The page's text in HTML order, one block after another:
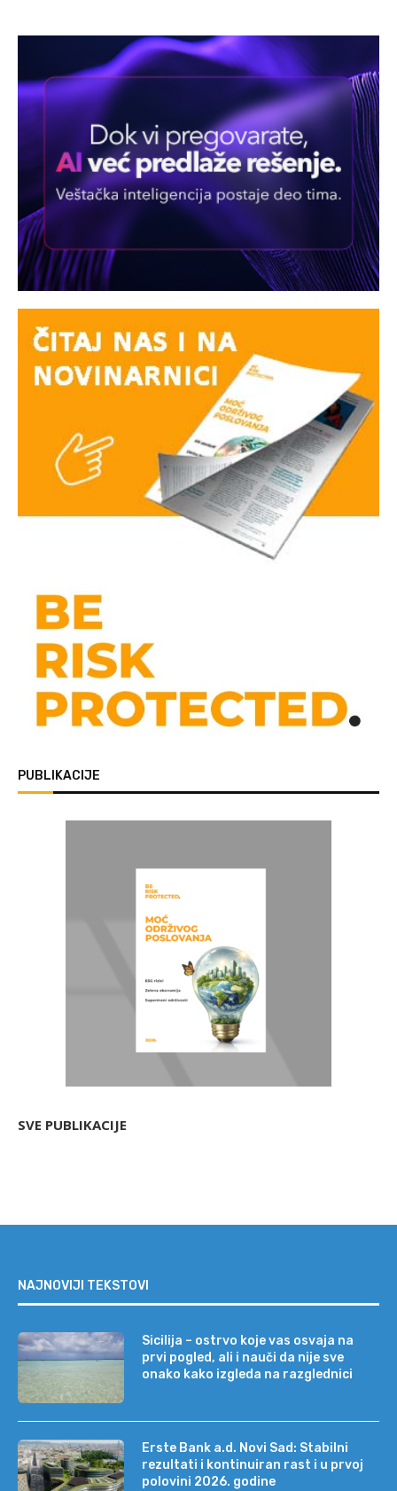
PUBLIKACIJE
SVE PUBLIKACIJE
NAJNOVIJI TEKSTOVI
Sicilija – ostrvo koje vas osvaja na
prvi pogled, ali i nauči da nije sve
onako kako izgleda na razglednici
Erste Bank a.d. Novi Sad: Stabilni
rezultati i kontinuiran rast i u prvoj
polovini 2026. godine